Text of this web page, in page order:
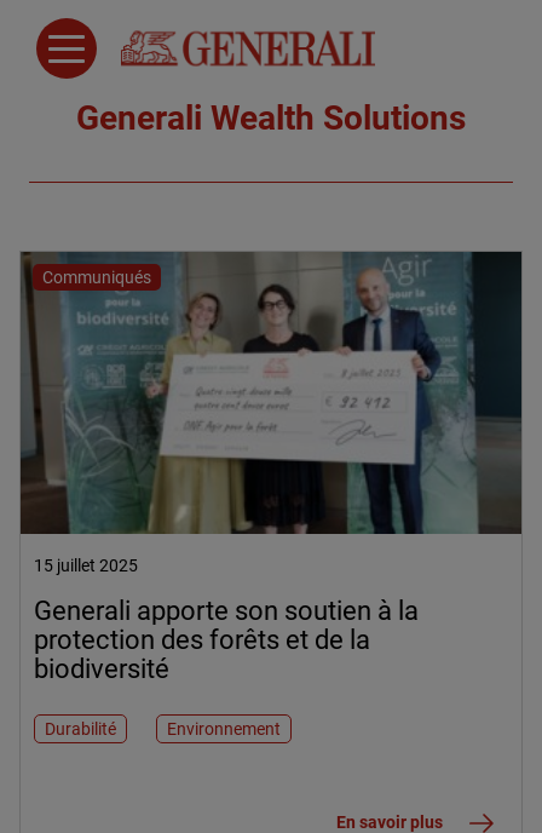
Generali Wealth Solutions
Communiqués
15 juillet 2025
Generali apporte son soutien à la
protection des forêts et de la
biodiversité
Durabilité Environnement
En savoir plus